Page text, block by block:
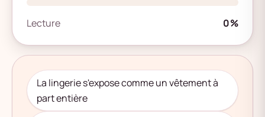
Lecture 0%
La lingerie s'expose comme un vêtement à
part entière